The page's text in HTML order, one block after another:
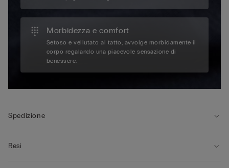
Morbidezza e comfort
Setoso e vellutato al tatto, avvolge morbidamente il
corpo regalando una piacevole sensazione di
benessere.
Spedizione
Resi